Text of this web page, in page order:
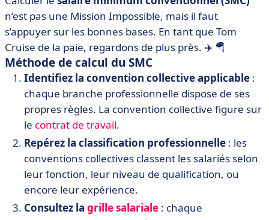
n’est pas une Mission Impossible, mais il faut
s’appuyer sur les bonnes bases. En tant que Tom
Cruise de la paie, regardons de plus près. ✈️ 🪂
Méthode de calcul du SMC
Identifiez la convention collective applicable :
chaque branche professionnelle dispose de ses
propres règles. La convention collective figure sur
le contrat de travail.
Repérez la classification professionnelle : les
conventions collectives classent les salariés selon
leur fonction, leur niveau de qualification, ou
encore leur expérience.
Consultez la grille salariale : chaque